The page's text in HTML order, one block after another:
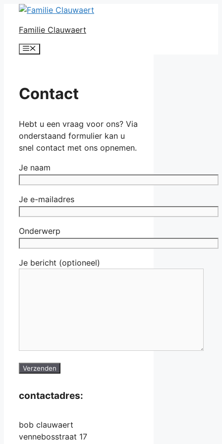
inhoud
Familie Clauwaert
Menu
Contact
Hebt u een vraag voor ons? Via
onderstaand formulier kan u
snel contact met ons opnemen.
Je naam
Je e-mailadres
Onderwerp
Je bericht (optioneel)
contactadres:
bob clauwaert
vennebosstraat 17